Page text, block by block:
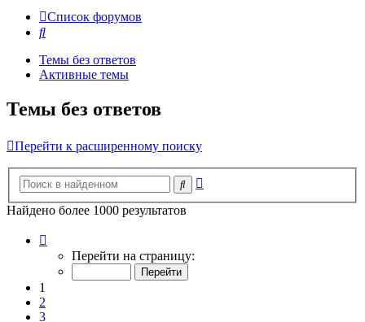
Список форумов
Поиск
Темы без ответов
Активные темы
Темы без ответов
Перейти к расширенному поиску
Поиск
Найдено более 1000 результатов
Перейти на страницу:
1
2
3